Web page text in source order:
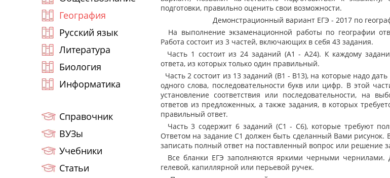
География
Русский язык
Литература
Биология
Информатика
Справочник
ВУЗы
Учебники
Статьи
подготовки, правильно оценить свои возможности.
Демонстрационный вариант ЕГЭ - 2017 по
На выполнение экзаменационной работы по географии
Работа состоит из 3 частей, включающих в себя 43 задания.
Часть 1 состоит из 24 заданий (А1 - А24). К каждому
ответа, из которых только один правильный.
Часть 2 состоит из 13 заданий (В1 - В13), на которые надо
одного слова, последовательности букв или цифр. В этой
установление соответствия или последовательности, на
ответов из предложенных, а также задания, в которых
правильный ответ.
Часть 3 содержит 6 заданий (С1 - С6), которые требуют
Ответом на задание С1 должен быть сделанный Вами рисунок.
записать полный ответ на поставленный вопрос или решение
Все бланки ЕГЭ заполняются яркими черными чернилами.
гелевой, капиллярной или перьевой ручек.